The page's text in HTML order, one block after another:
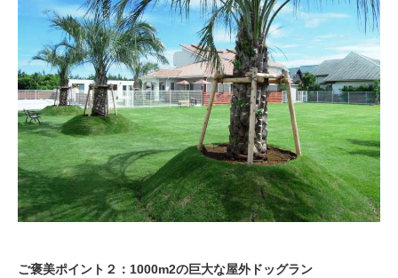
ご褒美ポイント２：1000m2の巨大な屋外ドッグラン